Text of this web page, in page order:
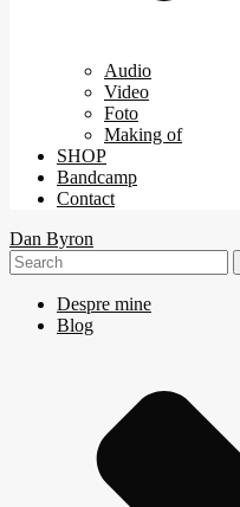
Audio
Video
Foto
Making of
SHOP
Bandcamp
Contact
Dan Byron
Search
for:
Despre mine
Blog